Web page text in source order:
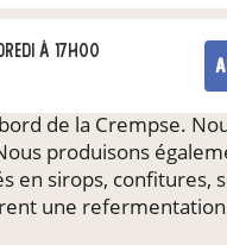
à 17h00
de la Crempse.
produisons
en sirops, confitures,
une